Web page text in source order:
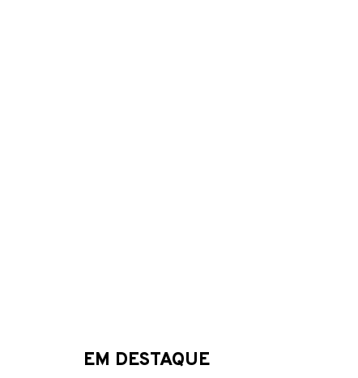
EM DESTAQUE